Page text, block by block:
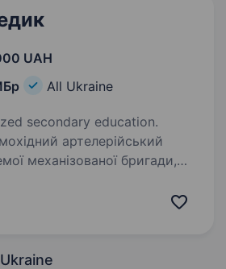
UAH
All Ukraine
secondary education.
артелерійський
механізованої бригади,
безпеку України. Наше